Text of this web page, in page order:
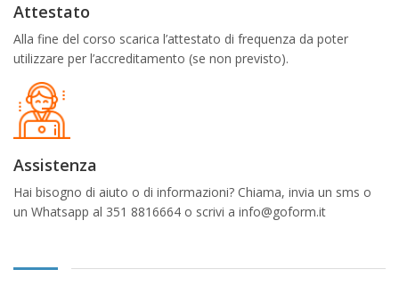
Attestato
Alla fine del corso scarica l’attestato di frequenza da poter
utilizzare per l’accreditamento (se non previsto).
Assistenza
Hai bisogno di aiuto o di informazioni? Chiama, invia un sms o
un Whatsapp al 351 8816664 o scrivi a info@goform.it